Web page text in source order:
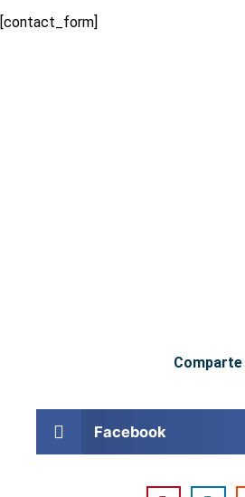
[contact_form]
Facebook